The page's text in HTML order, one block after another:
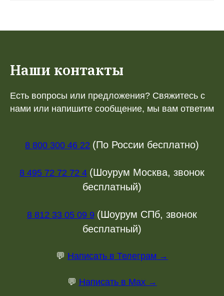
Наши контакты
Есть вопросы или предложения? Свяжитесь с
нами или напишите сообщение, мы вам ответим
8 800 300 46 22 (По России бесплатно)
8 495 72 72 72 4 (Шоурум Москва, звонок
бесплатный)
8 812 33 05 09 9 (Шоурум СПб, звонок
бесплатный)
💬 Написать в Телеграм →
💬 Написать в Max →